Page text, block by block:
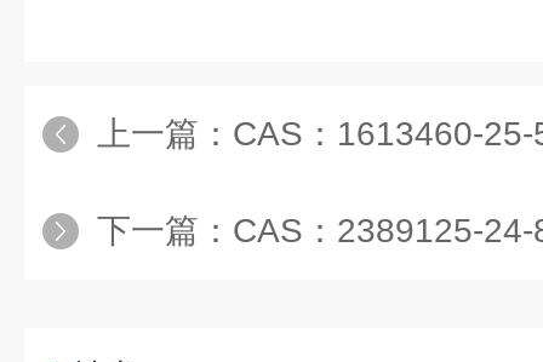
上一篇： CAS：1613460-25-5/
下一篇： CAS：2389125-24-8/